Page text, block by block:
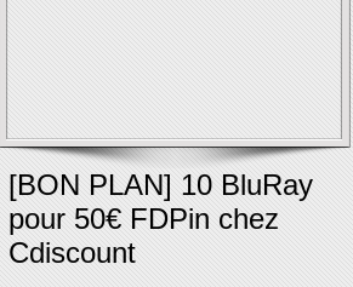
[BON PLAN] 10 BluRay
pour 50€ FDPin chez
Cdiscount